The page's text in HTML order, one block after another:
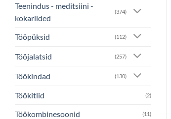
Teenindus - meditsiini -
kokariided
(374)
Tööpüksid (112)
Tööjalatsid (257)
Töökindad (130)
Töökitlid (2)
Töökombinesoonid (11)
ODARS
Aluspesu püksid SIOEN ROJA